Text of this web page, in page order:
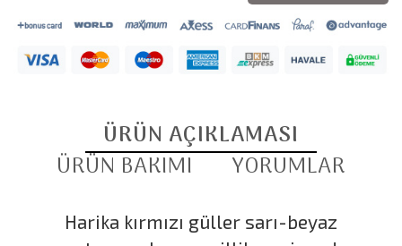
ÜRÜN AÇIKLAMASI
ÜRÜN BAKIMI
YORUMLAR
Harika kırmızı güller sarı-beyaz